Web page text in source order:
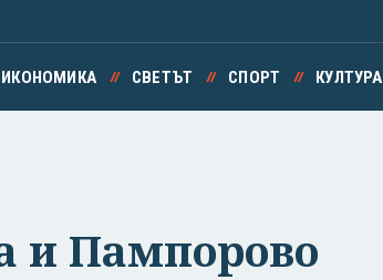
ИКОНОМИКА СВЕТЪТ СПОРТ КУЛТУРА
и Пампорово